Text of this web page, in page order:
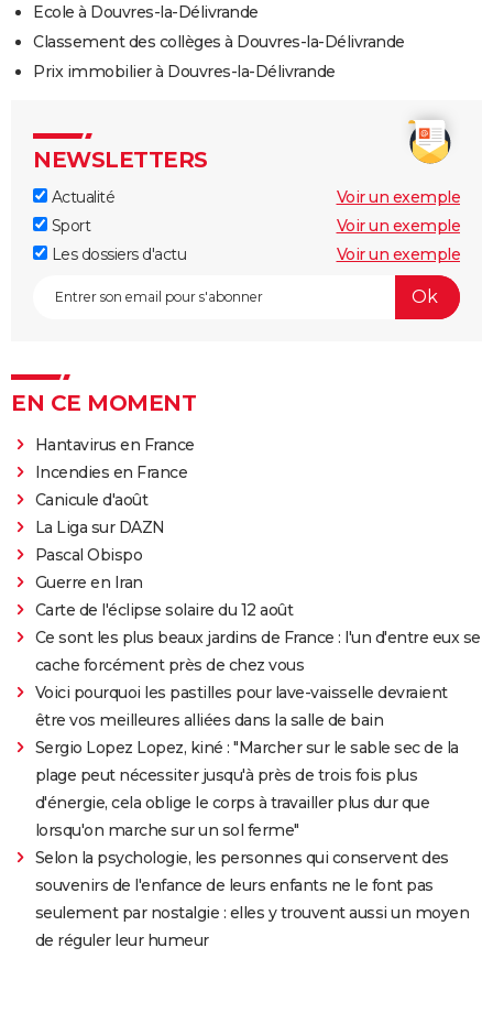
Ecole à Douvres-la-Délivrande
Classement des collèges à Douvres-la-Délivrande
Prix immobilier à Douvres-la-Délivrande
NEWSLETTERS
Actualité
Voir un exemple
Sport
Voir un exemple
Les dossiers d'actu
Voir un exemple
EN CE MOMENT
Hantavirus en France
Incendies en France
Canicule d'août
La Liga sur DAZN
Pascal Obispo
Guerre en Iran
Carte de l'éclipse solaire du 12 août
Ce sont les plus beaux jardins de France : l'un d'entre eux se
cache forcément près de chez vous
Voici pourquoi les pastilles pour lave-vaisselle devraient
être vos meilleures alliées dans la salle de bain
Sergio Lopez Lopez, kiné : "Marcher sur le sable sec de la
plage peut nécessiter jusqu'à près de trois fois plus
d'énergie, cela oblige le corps à travailler plus dur que
lorsqu'on marche sur un sol ferme"
Selon la psychologie, les personnes qui conservent des
souvenirs de l'enfance de leurs enfants ne le font pas
seulement par nostalgie : elles y trouvent aussi un moyen
de réguler leur humeur